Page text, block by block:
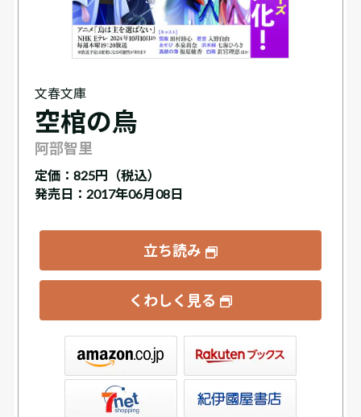
文春文庫
空棺の烏
阿部智里
定価： 825円（税込）
発売日：2017年06月08日
立ち読み
くわしく見る
書店ウェブストア